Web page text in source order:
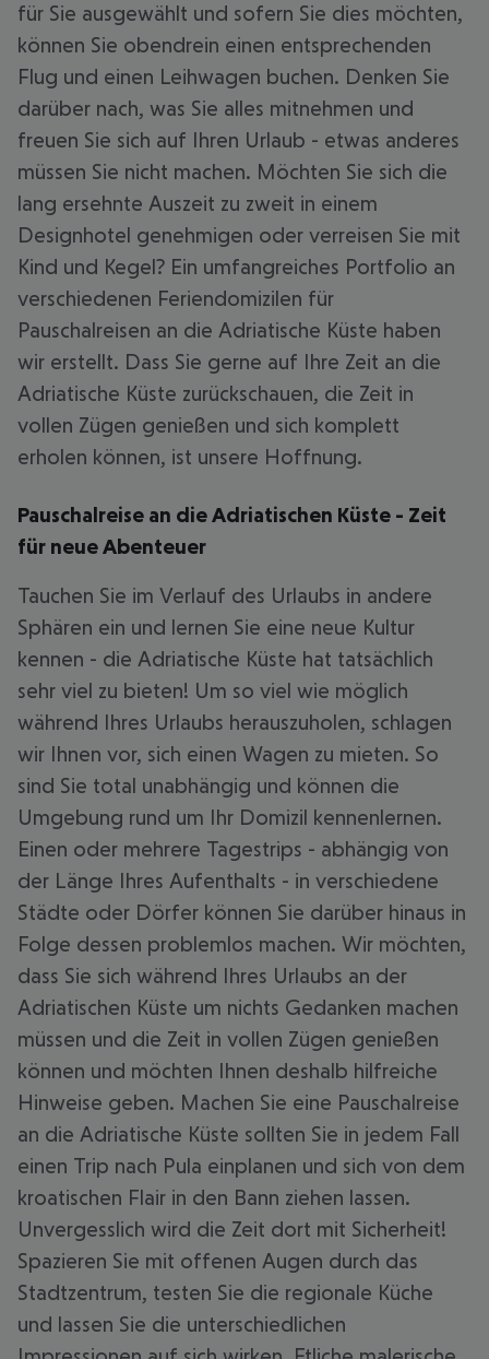
für Sie ausgewählt und sofern Sie dies möchten,
können Sie obendrein einen entsprechenden
Flug und einen Leihwagen buchen. Denken Sie
darüber nach, was Sie alles mitnehmen und
freuen Sie sich auf Ihren Urlaub - etwas anderes
müssen Sie nicht machen. Möchten Sie sich die
lang ersehnte Auszeit zu zweit in einem
Designhotel genehmigen oder verreisen Sie mit
Kind und Kegel? Ein umfangreiches Portfolio an
verschiedenen Feriendomizilen für
Pauschalreisen an die Adriatische Küste haben
wir erstellt. Dass Sie gerne auf Ihre Zeit an die
Adriatische Küste zurückschauen, die Zeit in
vollen Zügen genießen und sich komplett
erholen können, ist unsere Hoffnung.
Pauschalreise an die Adriatischen Küste - Zeit
für neue Abenteuer
Tauchen Sie im Verlauf des Urlaubs in andere
Sphären ein und lernen Sie eine neue Kultur
kennen - die Adriatische Küste hat tatsächlich
sehr viel zu bieten! Um so viel wie möglich
während Ihres Urlaubs herauszuholen, schlagen
wir Ihnen vor, sich einen Wagen zu mieten. So
sind Sie total unabhängig und können die
Umgebung rund um Ihr Domizil kennenlernen.
Einen oder mehrere Tagestrips - abhängig von
der Länge Ihres Aufenthalts - in verschiedene
Städte oder Dörfer können Sie darüber hinaus in
Folge dessen problemlos machen. Wir möchten,
dass Sie sich während Ihres Urlaubs an der
Adriatischen Küste um nichts Gedanken machen
müssen und die Zeit in vollen Zügen genießen
können und möchten Ihnen deshalb hilfreiche
Hinweise geben. Machen Sie eine Pauschalreise
an die Adriatische Küste sollten Sie in jedem Fall
einen Trip nach Pula einplanen und sich von dem
kroatischen Flair in den Bann ziehen lassen.
Unvergesslich wird die Zeit dort mit Sicherheit!
Spazieren Sie mit offenen Augen durch das
Stadtzentrum, testen Sie die regionale Küche
und lassen Sie die unterschiedlichen